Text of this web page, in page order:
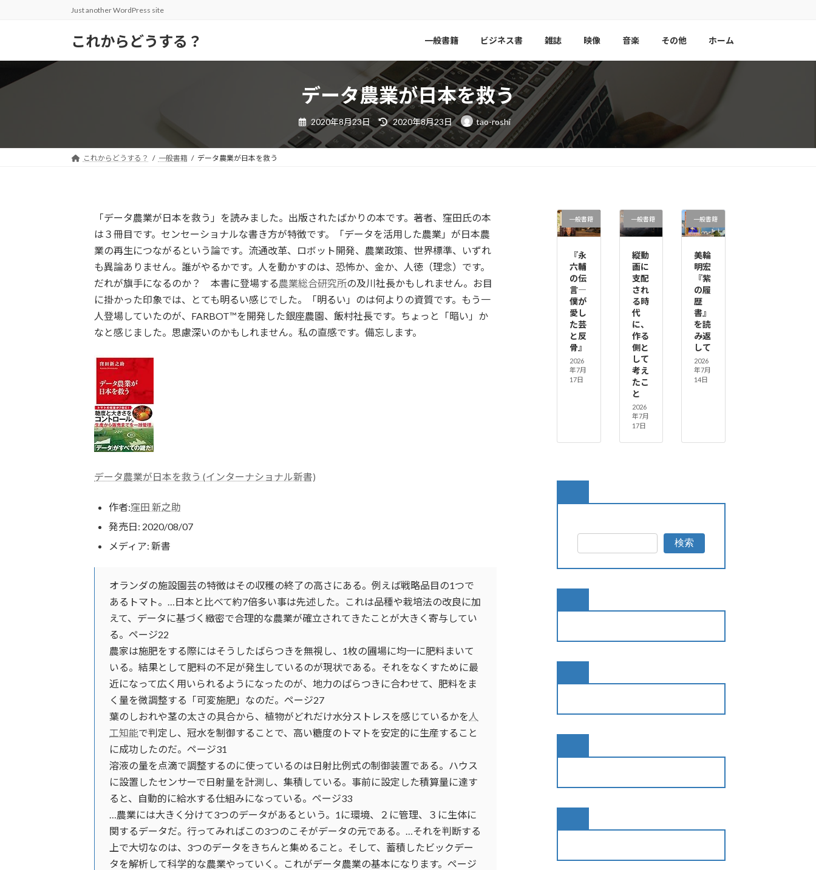
Just another WordPress site
これからどうする？ 一般書籍 ビジネス書 雑誌 映像 音楽 その他 ホーム
データ農業が日本を救う
2020年8月23日
最
終
更
新
日
2020年8月23日 tao-roshi
これからどうする？ 一般書籍 データ農業が日本を救う
「データ農業が日本を救う」を読みました。出版されたばかりの本です。著者、窪田氏の本
は３冊目です。センセーショナルな書き方が特徴です。「データを活用した農業」が日本農
業の再生につながるという論です。流通改革、ロボット開発、農業政策、世界標準、いずれ
も異論ありません。誰がやるかです。人を動かすのは、恐怖か、金か、人徳（理念）です。
だれが旗手になるのか？ 本書に登場する農業総合研究所の及川社長かもしれません。お目
に掛かった印象では、とても明るい感じでした。「明るい」のは何よりの資質です。もう一
人登場していたのが、FARBOT™を開発した銀座農園、飯村社長です。ちょっと「暗い」か
なと感じました。思慮深いのかもしれません。私の直感です。備忘します。
データ農業が日本を救う (インターナショナル新書)
作者:窪田 新之助
発売日: 2020/08/07
メディア: 新書
オランダの施設園芸の特徴はその収穫の終了の高さにある。例えば戦略品目の1つで
あるトマト。…日本と比べて約7倍多い事は先述した。これは品種や栽培法の改良に加
えて、データに基づく緻密で合理的な農業が確立されてきたことが大きく寄与してい
る。ページ22
農家は施肥をする際にはそうしたばらつきを無視し、1枚の圃場に均一に肥料まいて
いる。結果として肥料の不足が発生しているのが現状である。それをなくすために最
近になって広く用いられるようになったのが、地力のばらつきに合わせて、肥料をま
く量を微調整する「可変施肥」なのだ。ページ27
葉のしおれや茎の太さの具合から、植物がどれだけ水分ストレスを感じているかを 人
工知能で判定し、冠水を制御することで、高い糖度のトマトを安定的に生産すること
に成功したのだ。ページ31
溶液の量を点滴で調整するのに使っているのは日射比例式の制御装置である。ハウス
に設置したセンサーで日射量を計測し、集積している。事前に設定した積算量に達す
ると、自動的に給水する仕組みになっている。ページ33
…農業には大きく分けて3つのデータがあるという。1に環境、２に管理、３に生体に
関するデータだ。行ってみればこの3つのこそがデータの元である。…それを判断する
上で大切なのは、3つのデータをきちんと集めること。そして、蓄積したビックデー
タを解析して科学的な農業やっていく。これがデータ農業の基本になります。ページ
一般書籍
『永
六輔
の伝
言―
僕が
愛し
た芸
と反
骨』
2026
年7月
17日
一般書籍
縦動
画に
支配
され
る時
代
に、
作る
側と
して
考え
たこ
と
2026
年7月
17日
一般書籍
美輪
明宏
『紫
の履
歴
書』
を読
み返
して
2026
年7月
14日
検索